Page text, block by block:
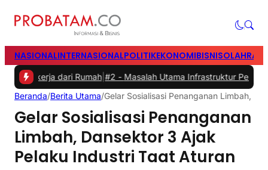
NASIONALINTERNASIONALPOLITIKEKONOMIBISNIS
dari Rumah|#2 -Masalah Utama Infrastruktur Pengisian Daya
Beranda/Berita Utama/Gelar Sosialisasi Penanganan Limbah,
Gelar Sosialisasi Penanganan
Limbah, Dansektor 3 Ajak
Pelaku Industri Taat Aturan